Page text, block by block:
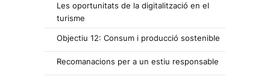
Les oportunitats de la digitalització en el
turisme
Objectiu 12: Consum i producció sostenible
Recomanacions per a un estiu responsable